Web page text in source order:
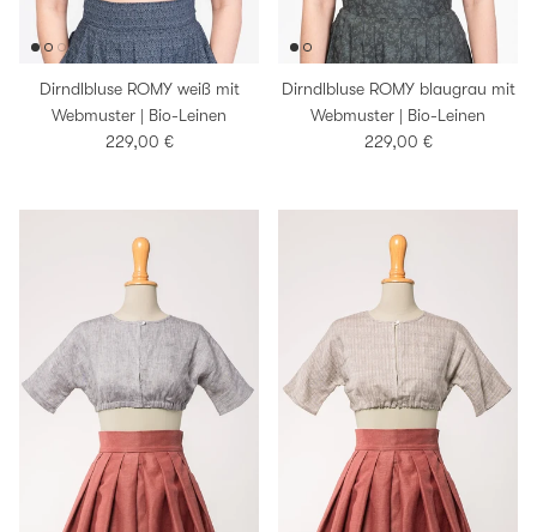
Dirndlbluse ROMY weiß mit
Webmuster | Bio-Leinen
Normaler Preis
229,00 €
Dirndlbluse ROMY blaugrau mit
Webmuster | Bio-Leinen
Normaler Preis
229,00 €